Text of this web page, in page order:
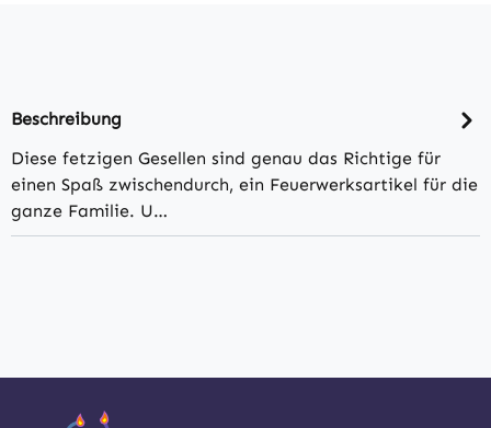
Beschreibung
Diese fetzigen Gesellen sind genau das Richtige für
einen Spaß zwischendurch, ein Feuerwerksartikel für die
ganze Familie. U…